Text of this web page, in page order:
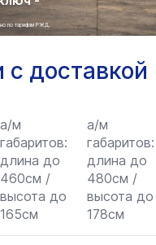
по тарифам РЖД.
с доставкой
а/м
габаритов:
длина до
460см /
высота до
165см
а/м
габаритов:
длина до
480см /
высота до
178см